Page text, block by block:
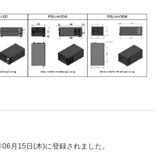
月15日(木)に登録されました。